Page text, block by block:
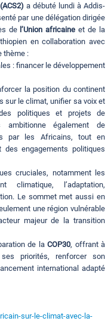
a débuté lundi à Addis-
par une délégation dirigée
de l’Union africaine et de la
en collaboration avec
thème :
: financer le développement
la position du continent
sur le climat, unifier sa voix et
politiques et projets de
ambitionne également de
par les Africains, tout en
engagements politiques
cruciales, notamment les
climatique, l’adaptation,
Le sommet met aussi en
une région vulnérable
majeur de la transition
de laCOP30, offrant à
priorités, renforcer son
international adapté
sur-le-climat-avec-la-